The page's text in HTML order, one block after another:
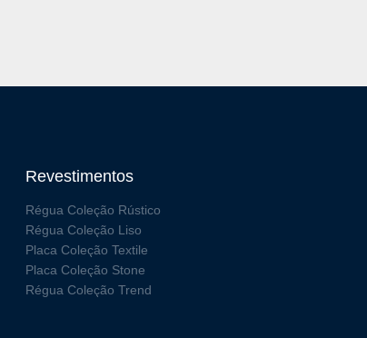
Revestimentos
Régua Coleção Rústico
Régua Coleção Liso
Placa Coleção Textile
Placa Coleção Stone
Régua Coleção Trend